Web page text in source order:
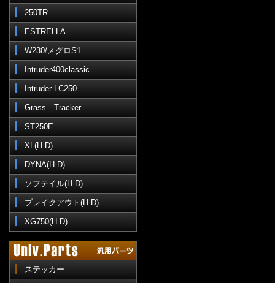
250TR
ESTRELLA
W230/メグロS1
Intruder400classic
Intruder LC250
Grass Tracker
ST250E
XL(H-D)
DYNA(H-D)
ソフテイル(H-D)
ブレイクアウト(H-D)
XG750(H-D)
ステッカー